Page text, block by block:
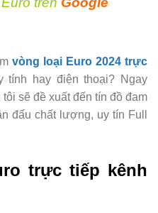
vòng loại Euro 2024 trực
tính hay điện thoại? Ngay
sẽ đề xuất đến tín đồ đam
đấu chất lượng, uy tín Full
trực tiếp kênh